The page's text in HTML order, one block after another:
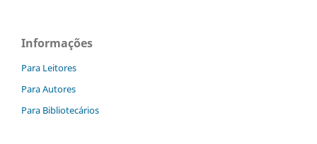
Informações
Para Leitores
Para Autores
Para Bibliotecários